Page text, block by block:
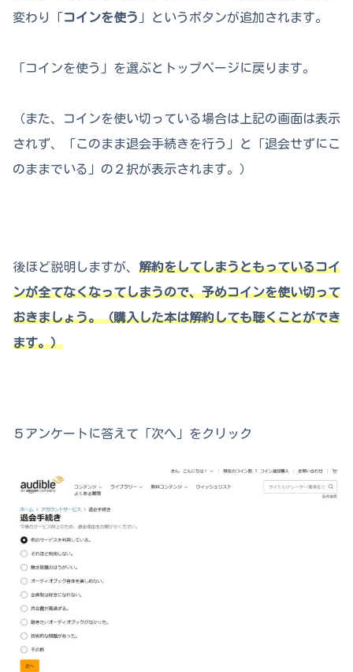
変わり「 コインを使う 」というボタンが追加されます。
「コインを使う」を選ぶとトップページに戻ります。
（また、コインを使い切っている場合は上記の画面は表示
されず、「このまま退会手続きを行う」と「退会せずにこ
のままでいる」の２択が表示されます。）
後ほど説明しますが、 解約をしてしまうともっているコイ
ンが全てなくなってしまうので、予めコインを使い切って
おきましょう。（購入した本は解約しても聴くことができ
ます。）
５アンケートに答えて「次へ」をクリック